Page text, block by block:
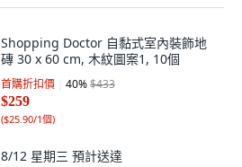
Shopping Doctor 自黏式室內裝飾地
磚 30 x 60 cm, 木紋圖案1, 10個
首購折扣價 40%$433
$259
($25.90/1個)
8/12 星期三 預計送達